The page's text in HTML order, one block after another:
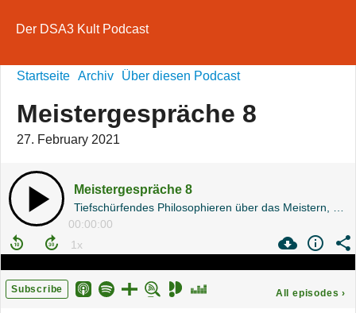
Der DSA3 Kult Podcast
Startseite Archiv Über diesen Podcast
Meistergespräche 8
27. February 2021
Meistergespräche 8
00:00:00
Subscribe All episodes ›